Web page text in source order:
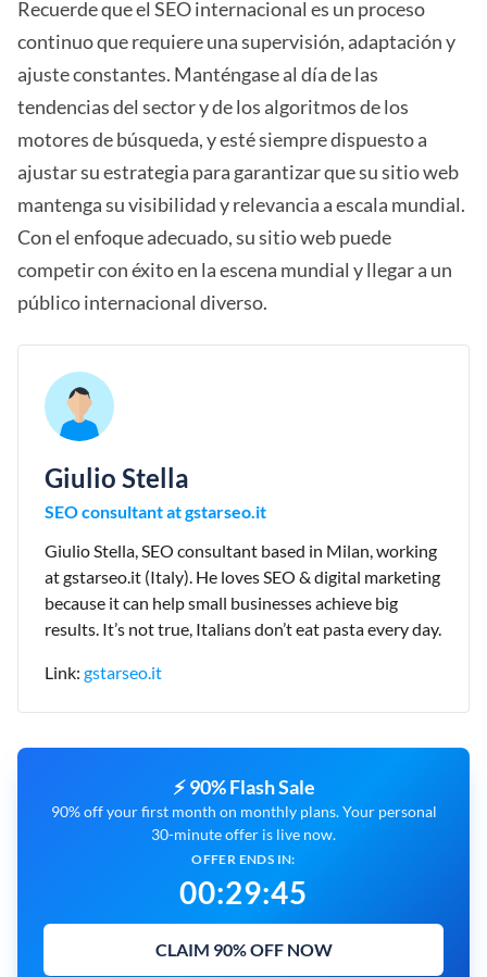
Recuerde que el SEO internacional es un proceso
continuo que requiere una supervisión, adaptación y
ajuste constantes. Manténgase al día de las
tendencias del sector y de los algoritmos de los
motores de búsqueda, y esté siempre dispuesto a
ajustar su estrategia para garantizar que su sitio web
mantenga su visibilidad y relevancia a escala mundial.
Con el enfoque adecuado, su sitio web puede
competir con éxito en la escena mundial y llegar a un
público internacional diverso.
Giulio Stella
SEO consultant at gstarseo.it
Giulio Stella, SEO consultant based in Milan, working
at gstarseo.it (Italy). He loves SEO & digital marketing
because it can help small businesses achieve big
results. It’s not true, Italians don’t eat pasta every day.
Link: gstarseo.it
⚡ 90% Flash Sale
90% off your first month on monthly plans. Your personal
30-minute offer is live now.
OFFER ENDS IN:
00:29:43
CLAIM 90% OFF NOW